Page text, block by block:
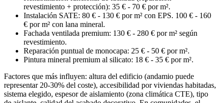
revestimiento + protección): 35 € - 70 € por m².
Instalación SATE: 80 € - 130 € por m² con EPS. 100 € - 160
€ por m² con lana mineral.
Fachada ventilada premium: 130 € - 280 € por m² según
revestimiento.
Reparación puntual de monocapa: 25 € - 50 € por m².
Pintura mineral premium al silicato: 18 € - 35 € por m².
Factores que más influyen: altura del edificio (andamio puede
representar 20-30% del coste), accesibilidad por viviendas habitadas,
sistema elegido, espesor de aislamiento (zona climática CTE), tipo